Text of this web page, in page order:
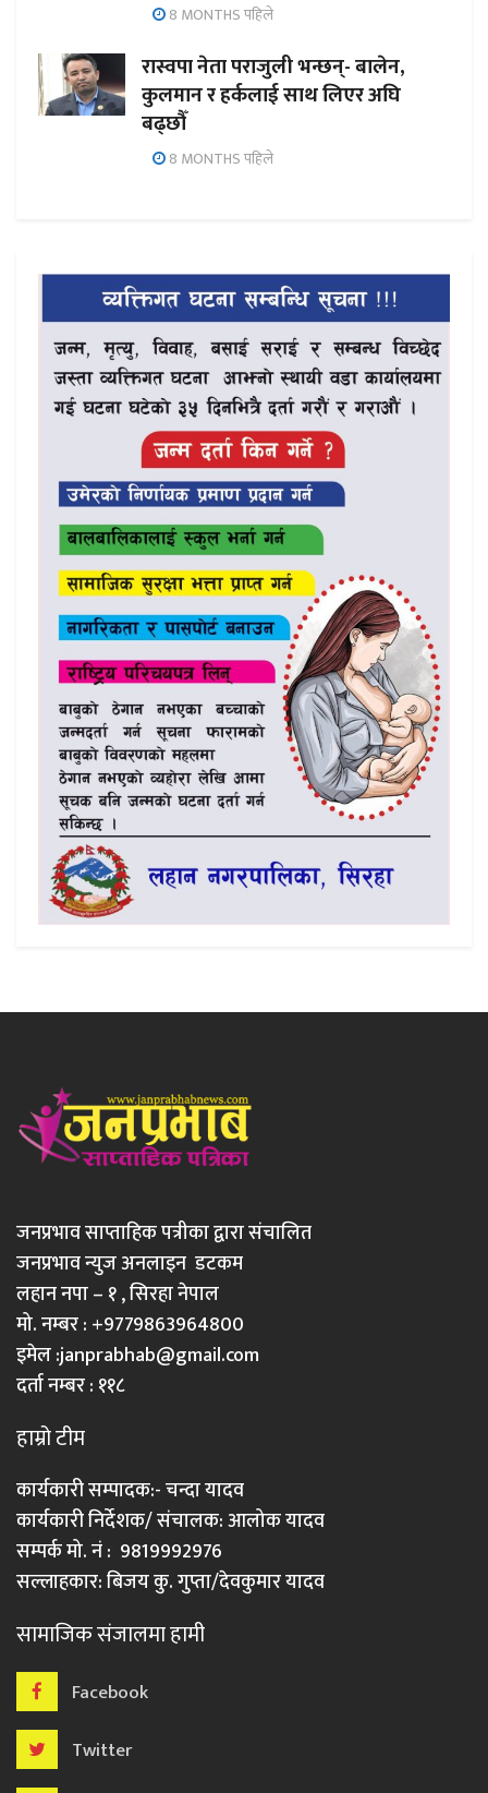
8 MONTHS पहिले
रास्वपा नेता पराजुली भन्छन्- बालेन,
कुलमान र हर्कलाई साथ लिएर अघि
बढ्छौँ
8 MONTHS पहिले
जनप्रभाव साप्ताहिक पत्रीका द्वारा संचालित
जनप्रभाव न्युज अनलाइन डटकम
लहान नपा – १ , सिरहा नेपाल
मो. नम्बर : +9779863964800
इमेल :janprabhab@gmail.com
दर्ता नम्बर : ११८
हाम्रो टीम
कार्यकारी सम्पादक:- चन्दा यादव
कार्यकारी निर्देशक/ संचालक: आलोक यादव
सम्पर्क मो. नं : 9819992976
सल्लाहकार: बिजय कु. गुप्ता/देवकुमार यादव
सामाजिक संजालमा हामी
Facebook
Twitter